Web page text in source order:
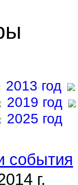
2013 год
2019 год
2025 год
события
г.